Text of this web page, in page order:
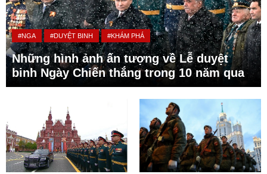
#NGA #DUYỆT BINH #KHÁM PHÁ
Những hình ảnh ấn tượng về Lễ duyệt
binh Ngày Chiến thắng trong 10 năm qua